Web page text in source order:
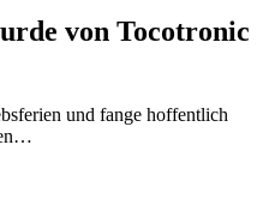
von Tocotronic
und fange hoffentlich